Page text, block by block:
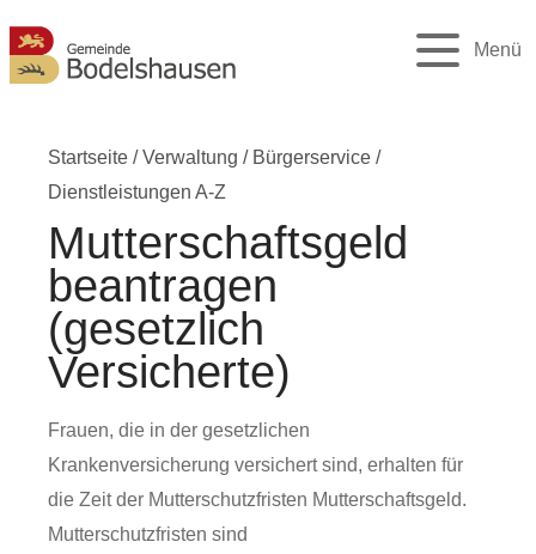
Menü
Startseite /Verwaltung / Bürgerservice /
Dienstleistungen A-Z
Mutterschaftsgeld
beantragen
(gesetzlich
Versicherte)
Frauen, die in der gesetzlichen
Krankenversicherung versichert sind, erhalten für
die Zeit der Mutterschutzfristen Mutterschaftsgeld.
Mutterschutzfristen sind